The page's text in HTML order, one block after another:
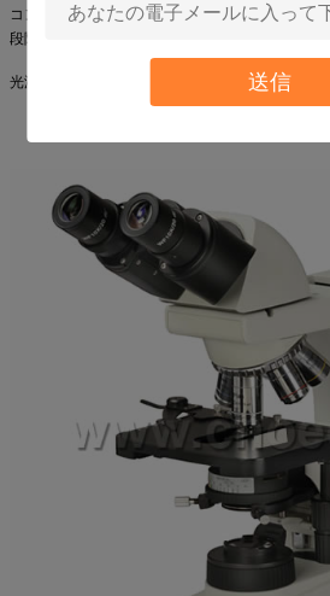
送信
コンデンサー
N.A. 1.25段階の対照のコンデ
段階
二重層、156mmx138mmの
光源
6V 20Wハロゲン照明、調節可
6V 30Wハロゲン照明、調節可